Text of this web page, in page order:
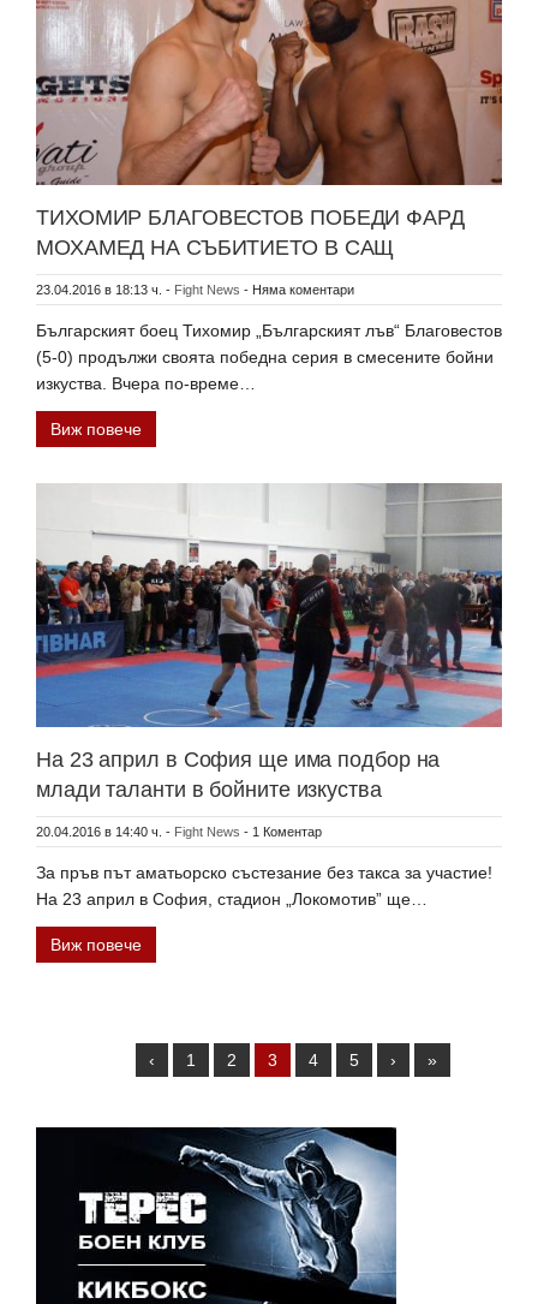
ТИХОМИР БЛАГОВЕСТОВ ПОБЕДИ ФАРД
МОХАМЕД НА СЪБИТИЕТО В САЩ
23.04.2016 в 18:13 ч. - Fight News - Няма коментари
Българският боец Тихомир „Българският лъв“ Благовестов
(5-0) продължи своята победна серия в смесените бойни
изкуства. Вчера по-време…
Виж повече
На 23 април в София ще има подбор на
млади таланти в бойните изкуства
20.04.2016 в 14:40 ч. - Fight News - 1 Коментар
За пръв път аматьорско състезание без такса за участие!
На 23 април в София, стадион „Локомотив” ще…
Виж повече
‹ 1 2 3 4 5 › »